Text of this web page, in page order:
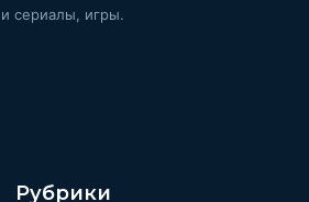
и сериалы, игры.
Рубрики